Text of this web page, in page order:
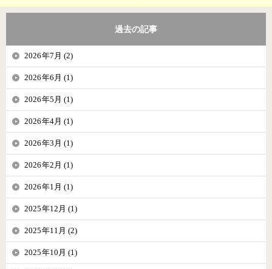
過去の記事
2026年7月 (2)
2026年6月 (1)
2026年5月 (1)
2026年4月 (1)
2026年3月 (1)
2026年2月 (1)
2026年1月 (1)
2025年12月 (1)
2025年11月 (2)
2025年10月 (1)